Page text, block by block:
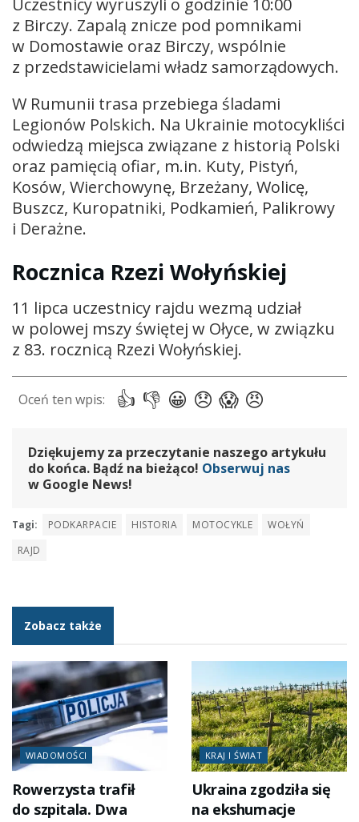
Uczestnicy wyruszyli o godzinie 10:00
z Birczy. Zapalą znicze pod pomnikami
w Domostawie oraz Birczy, wspólnie
z przedstawicielami władz samorządowych.
W Rumunii trasa przebiega śladami
Legionów Polskich. Na Ukrainie motocykliści
odwiedzą miejsca związane z historią Polski
oraz pamięcią ofiar, m.in. Kuty, Pistyń,
Kosów, Wierchowynę, Brzeżany, Wolicę,
Buszcz, Kuropatniki, Podkamień, Palikrowy
i Derażne.
Rocznica Rzezi Wołyńskiej
11 lipca uczestnicy rajdu wezmą udział
w polowej mszy świętej w Ołyce, w związku
z 83. rocznicą Rzezi Wołyńskiej.
Dziękujemy za przeczytanie naszego artykułu
do końca. Bądź na bieżąco! Obserwuj nas
w Google News!
Tagi: PODKARPACIE HISTORIA MOTOCYKLE
WOŁYŃ
RAJD
Zobacz także
WIADOMOŚCI
Rowerzysta trafił
do szpitala. Dwa
KRAJ I ŚWIAT
Ukraina zgodziła się
na ekshumacje